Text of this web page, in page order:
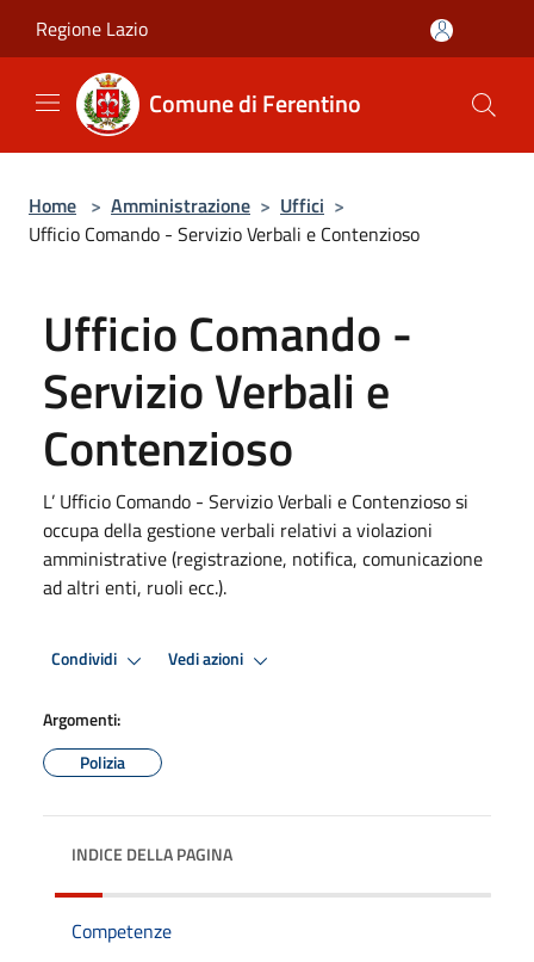
Regione Lazio
Comune di Ferentino
Home > Amministrazione > Uffici >
Ufficio Comando - Servizio Verbali e Contenzioso
Ufficio Comando -
Servizio Verbali e
Contenzioso
L’ Ufficio Comando - Servizio Verbali e Contenzioso si
occupa della gestione verbali relativi a violazioni
amministrative (registrazione, notifica, comunicazione
ad altri enti, ruoli ecc.).
Condividi Vedi azioni
Argomenti:
Polizia
INDICE DELLA PAGINA
Competenze